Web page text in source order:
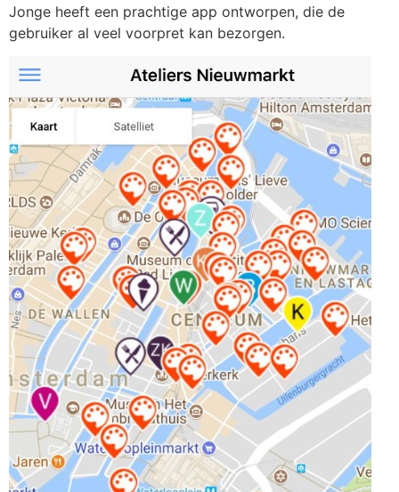
Jonge heeft een prachtige app ontworpen, die de
gebruiker al veel voorpret kan bezorgen.